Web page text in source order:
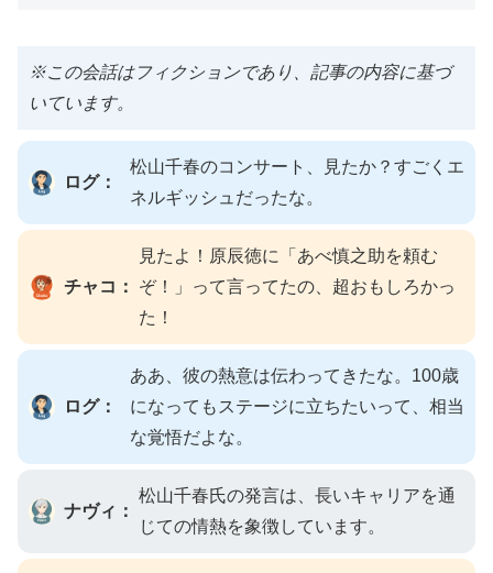
※この会話はフィクションであり、記事の内容に基づ
いています。
ログ：
松山千春のコンサート、見たか？すごくエ
ネルギッシュだったな。
チャコ：
見たよ！原辰徳に「あべ慎之助を頼む
ぞ！」って言ってたの、超おもしろかっ
た！
ログ：
ああ、彼の熱意は伝わってきたな。100歳
になってもステージに立ちたいって、相当
な覚悟だよな。
ナヴィ：
松山千春氏の発言は、長いキャリアを通
じての情熱を象徴しています。